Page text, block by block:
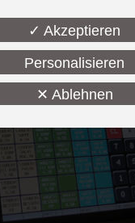
available in:
✓ Akzeptieren
Personalisieren
✕ Ablehnen